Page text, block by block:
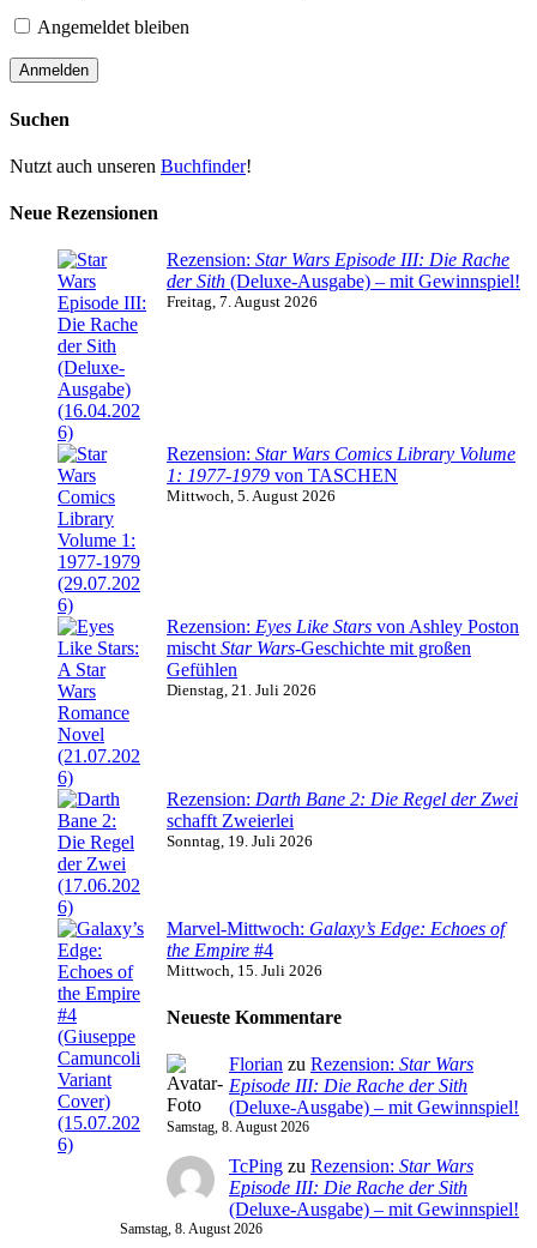
Angemeldet bleiben
Suchen
Nutzt auch unseren Buchfinder!
Neue Rezensionen
Rezension: Star Wars Episode III: Die Rache
der Sith (Deluxe-Ausgabe) – mit Gewinnspiel!
Freitag, 7. August 2026
Rezension: Star Wars Comics Library Volume
1: 1977-1979 von TASCHEN
Mittwoch, 5. August 2026
Rezension: Eyes Like Stars von Ashley Poston
mischt Star Wars-Geschichte mit großen
Gefühlen
Dienstag, 21. Juli 2026
Rezension: Darth Bane 2: Die Regel der Zwei
schafft Zweierlei
Sonntag, 19. Juli 2026
Marvel-Mittwoch: Galaxy’s Edge: Echoes of
the Empire #4
Mittwoch, 15. Juli 2026
Neueste Kommentare
Florian zu Rezension: Star Wars
Episode III: Die Rache der Sith
(Deluxe-Ausgabe) – mit Gewinnspiel!
Samstag, 8. August 2026
TcPing zu Rezension: Star Wars
Episode III: Die Rache der Sith
(Deluxe-Ausgabe) – mit Gewinnspiel!
Samstag, 8. August 2026